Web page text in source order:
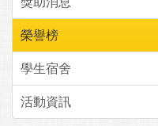
榮譽榜
學生宿舍
活動資訊